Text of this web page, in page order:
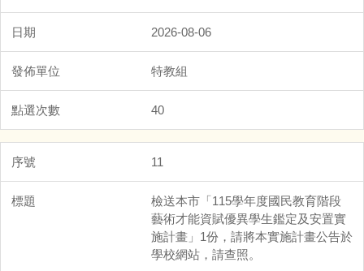
2026-08-06
特教組
40
11
檢送本市「115學年度國民教育階段
藝術才能資賦優異學生鑑定及安置實
施計畫」1份，請將本實施計畫公告於
學校網站，請查照。